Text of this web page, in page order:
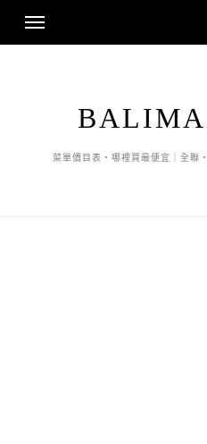
菜單價目表・哪裡買最便宜｜全聯